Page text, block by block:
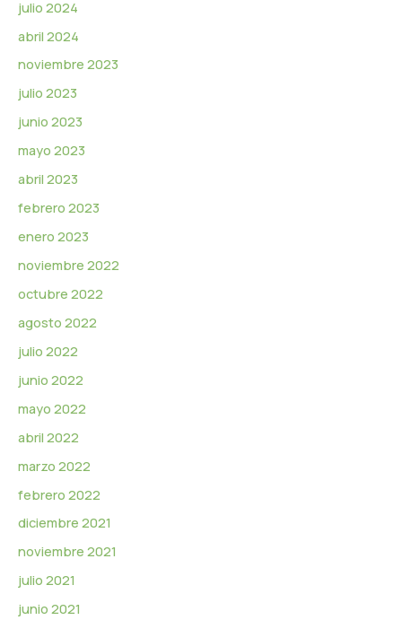
julio 2024
abril 2024
noviembre 2023
julio 2023
junio 2023
mayo 2023
abril 2023
febrero 2023
enero 2023
noviembre 2022
octubre 2022
agosto 2022
julio 2022
junio 2022
mayo 2022
abril 2022
marzo 2022
febrero 2022
diciembre 2021
noviembre 2021
julio 2021
junio 2021